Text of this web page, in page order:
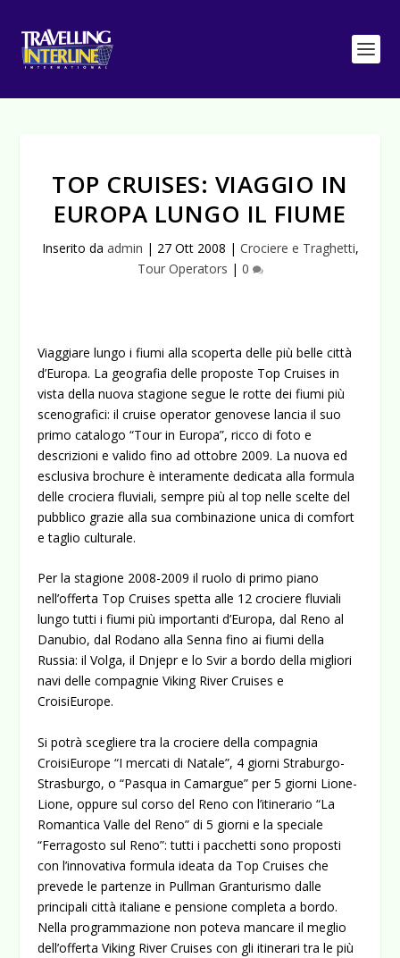
TOP CRUISES: VIAGGIO IN
EUROPA LUNGO IL FIUME
Inserito da admin | 27 Ott 2008 | Crociere e Traghetti,
Tour Operators | 0
Viaggiare lungo i fiumi alla scoperta delle più belle città
d’Europa. La geografia delle proposte Top Cruises in
vista della nuova stagione segue le rotte dei fiumi più
scenografici: il cruise operator genovese lancia il suo
primo catalogo “Tour in Europa”, ricco di foto e
descrizioni e valido fino ad ottobre 2009. La nuova ed
esclusiva brochure è interamente dedicata alla formula
delle crociera fluviali, sempre più al top nelle scelte del
pubblico grazie alla sua combinazione unica di comfort
e taglio culturale.
Per la stagione 2008-2009 il ruolo di primo piano
nell’offerta Top Cruises spetta alle 12 crociere fluviali
lungo tutti i fiumi più importanti d’Europa, dal Reno al
Danubio, dal Rodano alla Senna fino ai fiumi della
Russia: il Volga, il Dnjepr e lo Svir a bordo della migliori
navi delle compagnie Viking River Cruises e
CroisiEurope.
Si potrà scegliere tra la crociere della compagnia
CroisiEurope “I mercati di Natale”, 4 giorni Straburgo-
Strasburgo, o “Pasqua in Camargue” per 5 giorni Lione-
Lione, oppure sul corso del Reno con l’itinerario “La
Romantica Valle del Reno” di 5 giorni e la speciale
“Ferragosto sul Reno”: tutti i pacchetti sono proposti
con l’innovativa formula ideata da Top Cruises che
prevede le partenze in Pullman Granturismo dalle
principali città italiane e pensione completa a bordo.
Nella programmazione non poteva mancare il meglio
dell’offerta Viking River Cruises con gli itinerari tra le più